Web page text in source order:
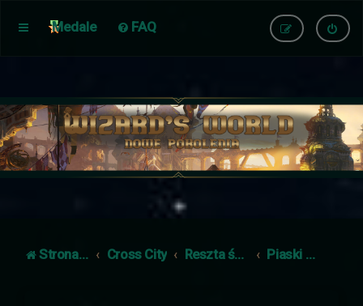
Medale FAQ
Strona główna Cross City Reszta świata Piaski Czasu